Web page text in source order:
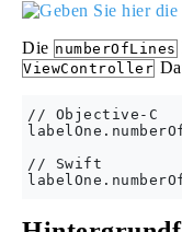
Die numberOfLines
ViewController
// Objective-C
// Swift